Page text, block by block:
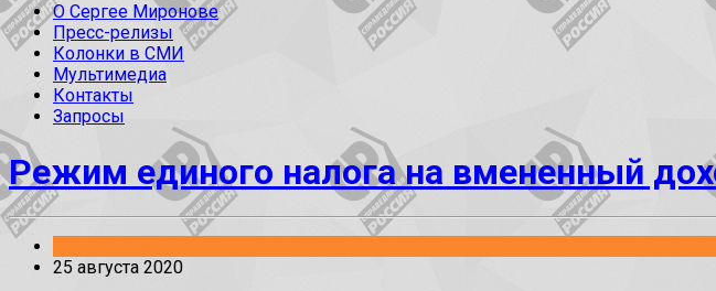
О Сергее Миронове
Пресс-релизы
Колонки в СМИ
Мультимедиа
Контакты
Запросы
Режим единого налога на вмененный
25 августа 2020